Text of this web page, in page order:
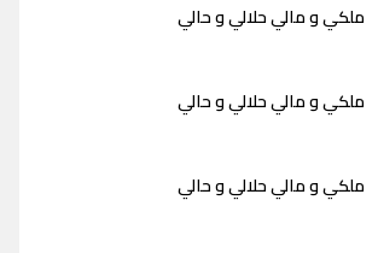
ملكي و مالي حلالي و حالي
ملكي و مالي حلالي و حالي
ملكي و مالي حلالي و حالي